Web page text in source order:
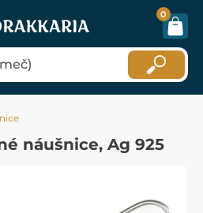
0
náušnice, Ag 925